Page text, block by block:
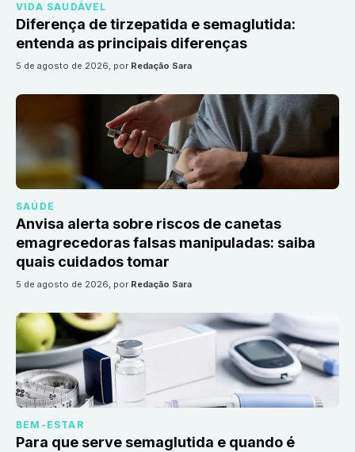
VIDA SAUDÁVEL
Diferença de tirzepatida e semaglutida:
entenda as principais diferenças
5 de agosto de 2026, por Redação Sara
SAÚDE
Anvisa alerta sobre riscos de canetas
emagrecedoras falsas manipuladas: saiba
quais cuidados tomar
5 de agosto de 2026, por Redação Sara
BEM-ESTAR
Para que serve semaglutida e quando é